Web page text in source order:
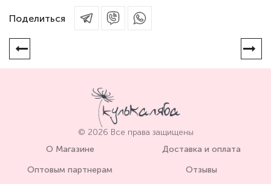
Поделиться
© 2026 Все права защищены
О Магазине
Оптовым партнерам
Доставка и оплата
Отзывы